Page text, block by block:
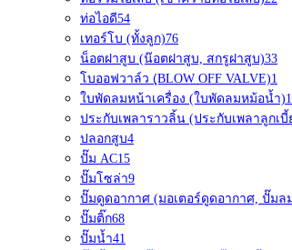
ท่อไอดี54
เทอร์โบ (ทั้งลูก)76
น็อตฝาสูบ (น๊อตฝาสูบ, สกรูฝาสูบ)33
โบออฟวาล์ว (ฺBLOW OFF VALVE)1
ใบพัดลมหน้าเครื่อง (ใบพัดลมหม้อน้ำ)
ประกับเพลาราวลิ้น (ประกับเพลาลูกเ
ปลอกสูบ4
ปั๊ม AC15
ปั๊มโซล่า9
ปั๊มดูดอากาศ (มอเตอร์ดูดอากาศ, ปั๊มล
ปั๊มติ๊ก68
ปั๊มน้ำ41